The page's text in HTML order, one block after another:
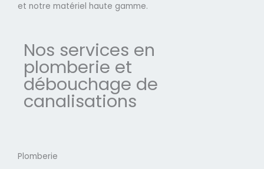
et notre matériel haute gamme.
Nos services en
plomberie et
débouchage de
canalisations
Plomberie